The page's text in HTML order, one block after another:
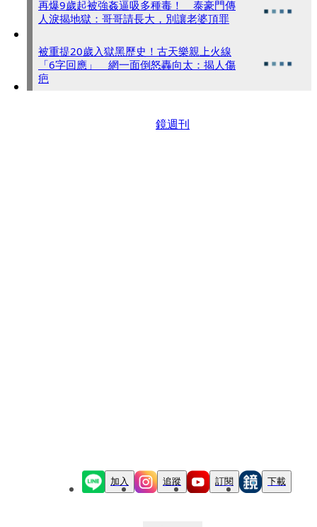
再爆9歲起被強姦逼吸多種毒！ 泰豪門傳
人淚揭地獄：哥哥請長大，別讓老婆頂罪
被重提20歲入獄黑歷史！古天樂親上火線
「6字回應」 網一面倒怒轟向太：揭人傷
疤
鏡週刊
加入 追蹤 訂閱 下載